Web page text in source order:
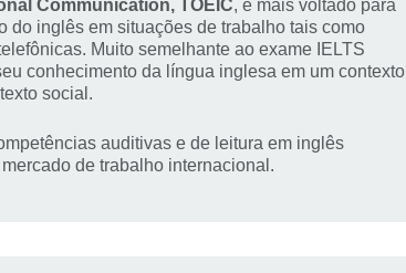
Communication, TOEIC, é mais voltado para
do inglês em situações de trabalho tais como
Muito semelhante ao exame IELTS
conhecimento da língua inglesa em um contexto
social.
auditivas e de leitura em inglês
de trabalho internacional.